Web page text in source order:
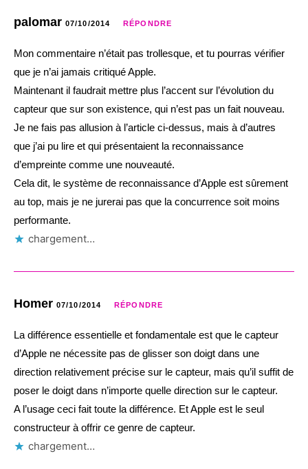
palomar 07/10/2014 RÉPONDRE
Mon commentaire n’était pas trollesque, et tu pourras vérifier
que je n’ai jamais critiqué Apple.
Maintenant il faudrait mettre plus l’accent sur l’évolution du
capteur que sur son existence, qui n’est pas un fait nouveau.
Je ne fais pas allusion à l’article ci-dessus, mais à d’autres
que j’ai pu lire et qui présentaient la reconnaissance
d’empreinte comme une nouveauté.
Cela dit, le système de reconnaissance d’Apple est sûrement
au top, mais je ne jurerai pas que la concurrence soit moins
performante.
chargement…
Homer 07/10/2014 RÉPONDRE
La différence essentielle et fondamentale est que le capteur
d’Apple ne nécessite pas de glisser son doigt dans une
direction relativement précise sur le capteur, mais qu’il suffit de
poser le doigt dans n’importe quelle direction sur le capteur.
A l’usage ceci fait toute la différence. Et Apple est le seul
constructeur à offrir ce genre de capteur.
chargement…